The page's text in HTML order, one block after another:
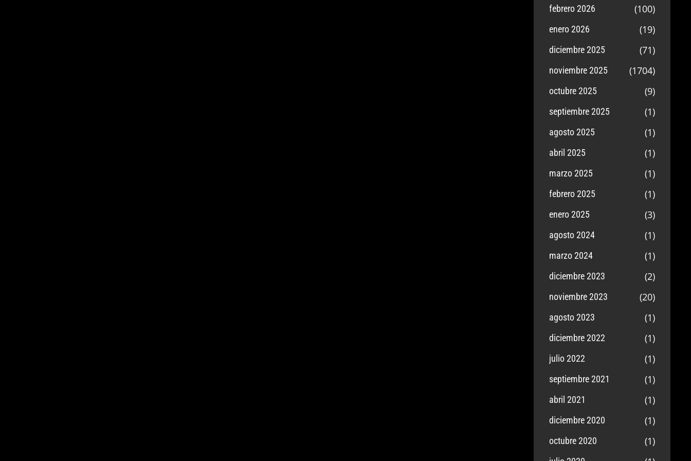
febrero 2026 (100)
enero 2026 (19)
diciembre 2025 (71)
noviembre 2025 (1704)
octubre 2025 (9)
septiembre 2025 (1)
agosto 2025 (1)
abril 2025 (1)
marzo 2025 (1)
febrero 2025 (1)
enero 2025 (3)
agosto 2024 (1)
marzo 2024 (1)
diciembre 2023 (2)
noviembre 2023 (20)
agosto 2023 (1)
diciembre 2022 (1)
julio 2022 (1)
septiembre 2021 (1)
abril 2021 (1)
diciembre 2020 (1)
octubre 2020 (1)